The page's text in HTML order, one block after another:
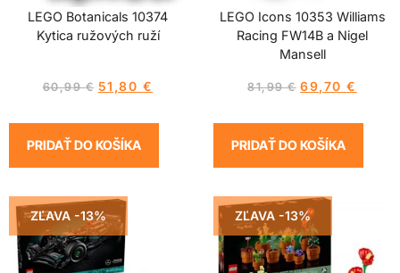
LEGO Botanicals 10374
Kytica ružových ruží
60,99€ 51,80 €
PRIDAŤ DO KOŠÍKA
LEGO Icons 10353 Williams
Racing FW14B a Nigel
Mansell
81,99€ 69,70€
PRIDAŤ DO KOŠÍKA
ZĽAVA -13% ZĽAVA -13%